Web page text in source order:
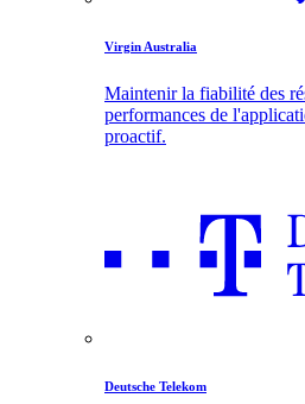
Virgin Australia
Maintenir la fiabilité des
performances de
proactif.
Deutsche Telekom